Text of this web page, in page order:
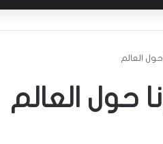
حول العالم
حول العالم